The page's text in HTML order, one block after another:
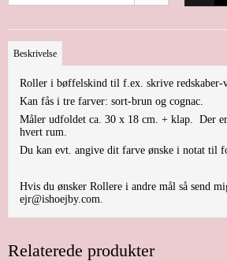
Beskrivelse
Roller i bøffelskind til f.ex. skrive redskaber-
Kan fås i tre farver: sort-brun og cognac.
Måler udfoldet ca. 30 x 18 cm. + klap. Der
hvert rum.
Du kan evt. angive dit farve ønske i notat til
Hvis du ønsker Rollere i andre mål så send
ejr@ishoejby.com.
Relaterede produkter